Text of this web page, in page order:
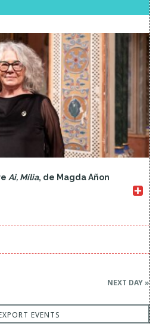
Ai, Mília, de Magda Añon
NEXT DAY»
EVENTS